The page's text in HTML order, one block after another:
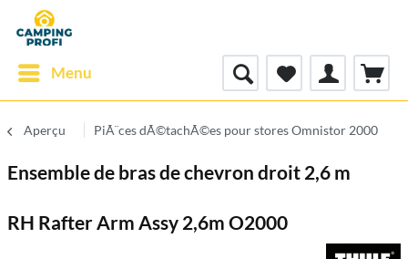
Menu
Aperçu PiÃ¨ces dÃ©tachÃ©es pour stores Omnistor 2000
Ensemble de bras de chevron droit 2,6 m
RH Rafter Arm Assy 2,6m O2000